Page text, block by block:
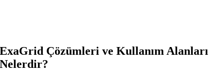
ExaGrid Çözümleri ve Kullanım Alanları
Nelerdir?